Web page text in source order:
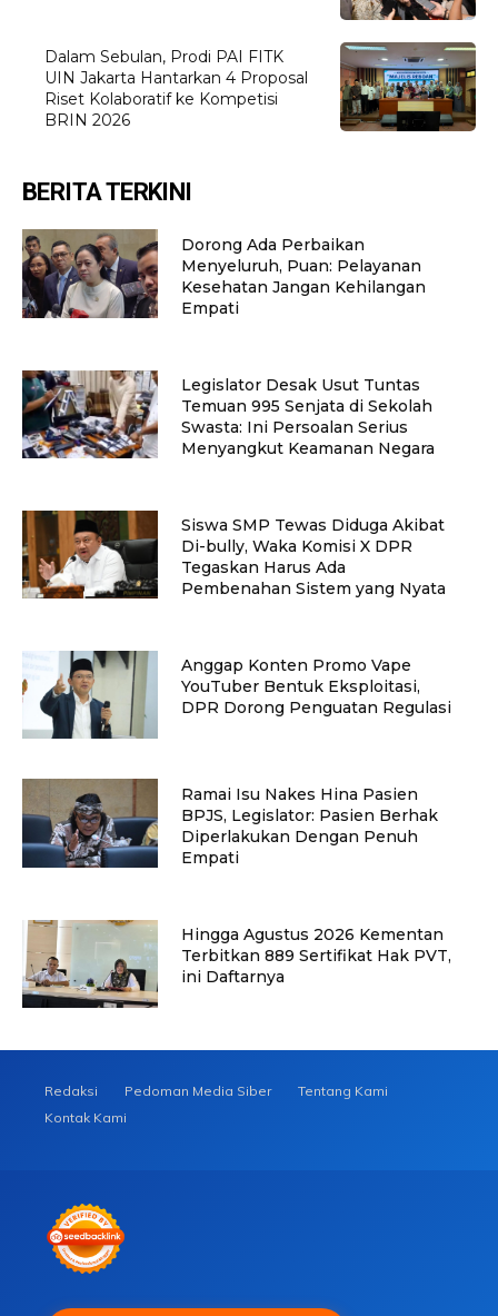
Dalam Sebulan, Prodi PAI FITK
UIN Jakarta Hantarkan 4 Proposal
Riset Kolaboratif ke Kompetisi
BRIN 2026
BERITA TERKINI
Dorong Ada Perbaikan
Menyeluruh, Puan: Pelayanan
Kesehatan Jangan Kehilangan
Empati
Legislator Desak Usut Tuntas
Temuan 995 Senjata di Sekolah
Swasta: Ini Persoalan Serius
Menyangkut Keamanan Negara
Siswa SMP Tewas Diduga Akibat
Di-bully, Waka Komisi X DPR
Tegaskan Harus Ada
Pembenahan Sistem yang Nyata
Anggap Konten Promo Vape
YouTuber Bentuk Eksploitasi,
DPR Dorong Penguatan Regulasi
Ramai Isu Nakes Hina Pasien
BPJS, Legislator: Pasien Berhak
Diperlakukan Dengan Penuh
Empati
Hingga Agustus 2026 Kementan
Terbitkan 889 Sertifikat Hak PVT,
ini Daftarnya
Redaksi Pedoman Media Siber
Tentang Kami
Kontak Kami